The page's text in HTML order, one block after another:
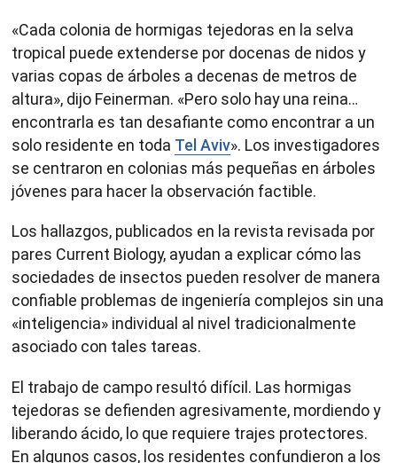
«Cada colonia de hormigas tejedoras en la selva
tropical puede extenderse por docenas de nidos y
varias copas de árboles a decenas de metros de
altura», dijo Feinerman. «Pero solo hay una reina…
encontrarla es tan desafiante como encontrar a un
solo residente en toda Tel Aviv». Los investigadores
se centraron en colonias más pequeñas en árboles
jóvenes para hacer la observación factible.
Los hallazgos, publicados en la revista revisada por
pares Current Biology, ayudan a explicar cómo las
sociedades de insectos pueden resolver de manera
confiable problemas de ingeniería complejos sin una
«inteligencia» individual al nivel tradicionalmente
asociado con tales tareas.
El trabajo de campo resultó difícil. Las hormigas
tejedoras se defienden agresivamente, mordiendo y
liberando ácido, lo que requiere trajes protectores.
En algunos casos, los residentes confundieron a los